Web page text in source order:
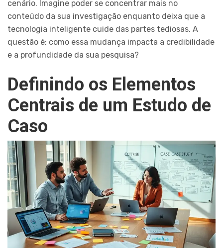
cenário. Imagine poder se concentrar mais no
conteúdo da sua investigação enquanto deixa que a
tecnologia inteligente cuide das partes tediosas. A
questão é: como essa mudança impacta a credibilidade
e a profundidade da sua pesquisa?
Definindo os Elementos
Centrais de um Estudo de
Caso